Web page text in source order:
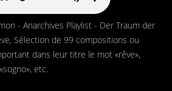
- Anarchives Playlist - Der Traum der
Sélection de 99 compositions ou
dans leur titre le mot «rêve»,
etc.